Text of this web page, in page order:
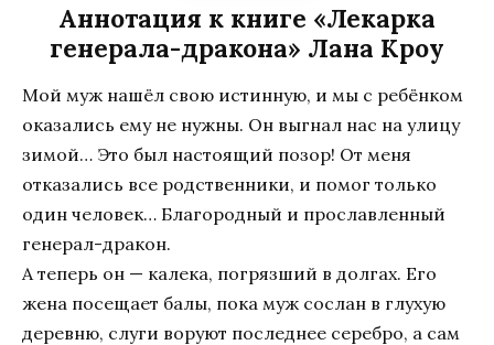
Аннотация к книге «Лекарка
генерала-дракона» Лана Кроу
Мой муж нашёл свою истинную, и мы с ребёнком
оказались ему не нужны. Он выгнал нас на улицу
зимой… Это был настоящий позор! От меня
отказались все родственники, и помог только
один человек… Благородный и прославленный
генерал-дракон.
А теперь он — калека, погрязший в долгах. Его
жена посещает балы, пока муж сослан в глухую
деревню, слуги воруют последнее серебро, а сам